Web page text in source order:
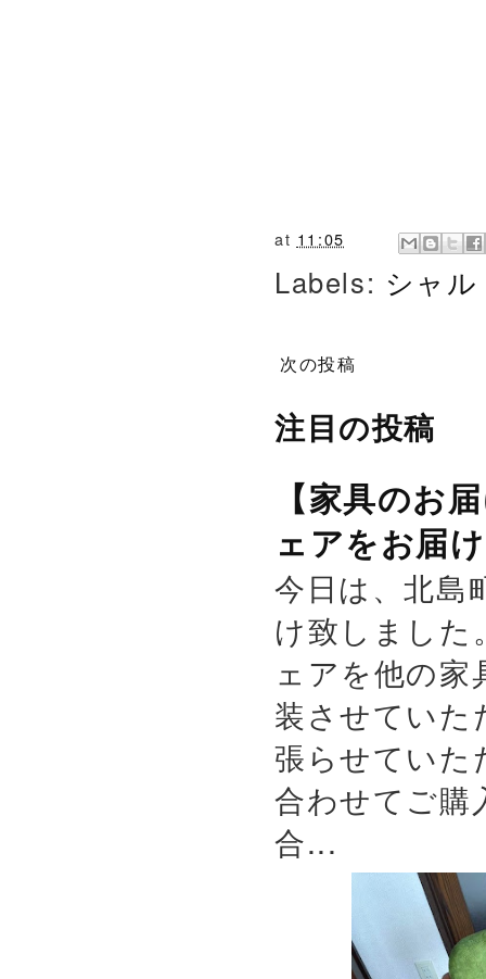
at 11:05
Labels: シャ
次の投稿
注目の投稿
【家具のお
ェアをお届
今日は、北島
け致しまし
ェアを他の
装させていた
張らせていた
合わせてご購
合...